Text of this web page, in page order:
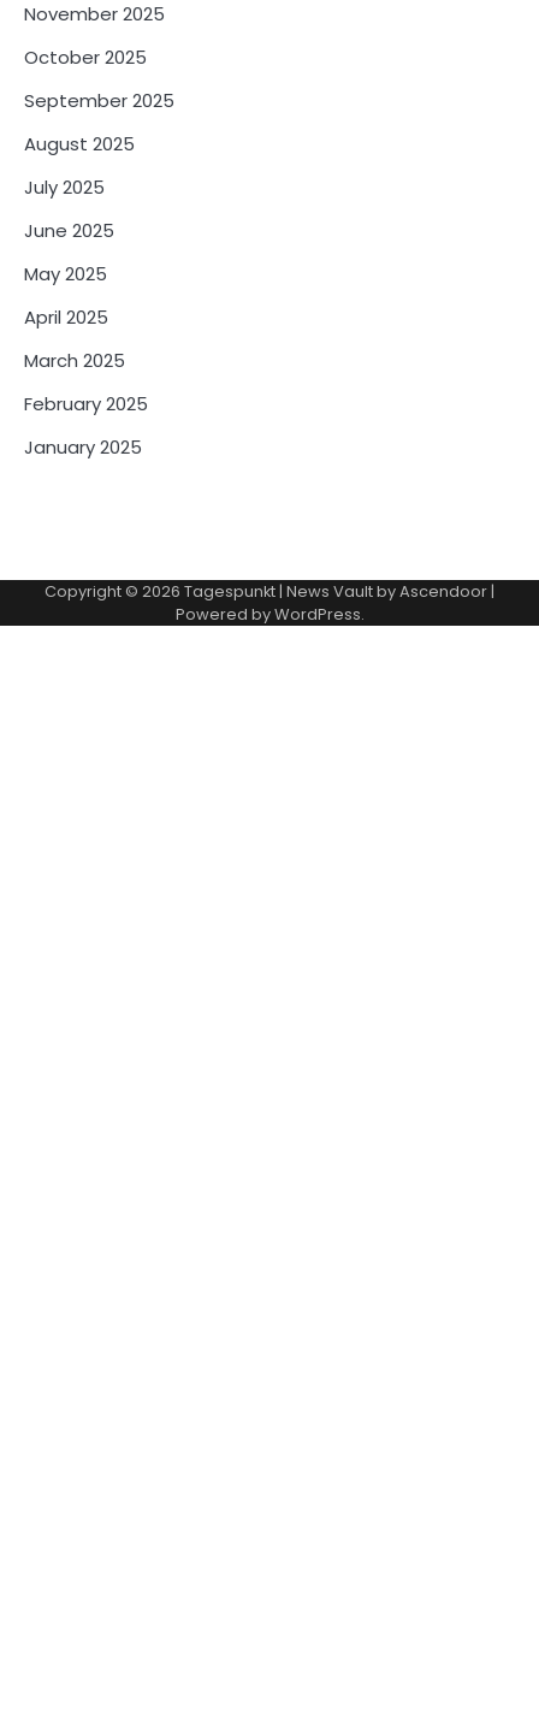
November 2025
October 2025
September 2025
August 2025
July 2025
June 2025
May 2025
April 2025
March 2025
February 2025
January 2025
Copyright © 2026 Tagespunkt| News Vault byAscendoor|
Powered byWordPress.